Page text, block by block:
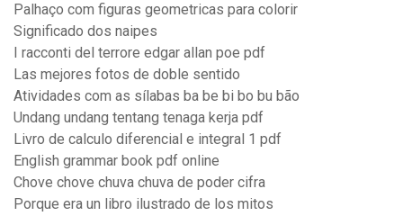
Palhaço com figuras geometricas para colorir
Significado dos naipes
I racconti del terrore edgar allan poe pdf
Las mejores fotos de doble sentido
Atividades com as sílabas ba be bi bo bu bão
Undang undang tentang tenaga kerja pdf
Livro de calculo diferencial e integral 1 pdf
English grammar book pdf online
Chove chove chuva chuva de poder cifra
Porque era un libro ilustrado de los mitos